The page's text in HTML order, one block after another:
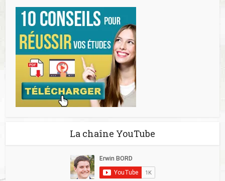
La chaîne YouTube